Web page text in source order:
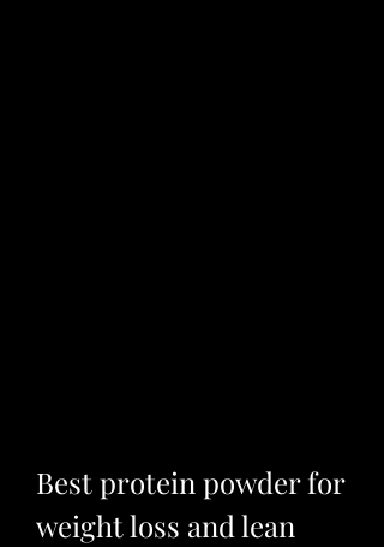
Best protein powder for
weight loss and lean